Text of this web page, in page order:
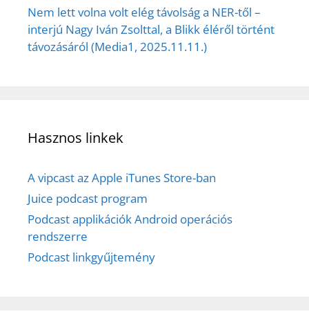
Nem lett volna volt elég távolság a NER-től –
interjú Nagy Iván Zsolttal, a Blikk éléről történt
távozásáról (Media1, 2025.11.11.)
Hasznos linkek
A vipcast az Apple iTunes Store-ban
Juice podcast program
Podcast applikációk Android operációs
rendszerre
Podcast linkgyűjtemény